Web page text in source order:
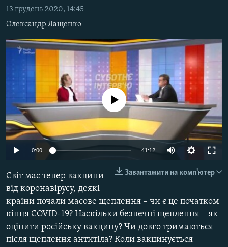
навігації
Перейти
до
пошуку
БЛОГИ
ПОГЛЯД
ІНТЕРВ'Ю
ВСЕ ЗА ДЕНЬ
СПЕЦПРОЕКТИ
ДЕПОРТАЦІЯ
ВІДЕОУРОКИ «ELIFBE»
СВІДЧЕННЯ ОКУПАЦІЇ
ІНФОГРАФІКА
ЯК ОБІЙТИ БЛОКУВАННЯ
Русский
Qırımtatar
ДОЛУЧАЙСЯ!
Усі сайти RFE/RL
13 грудень 2020, 14:45
Олександр Лащенко
480p
1080p
No media source currently available
0:00 41:12
480p
1080p
Завантажити на комп'ютер
Світ має тепер вакцини
від коронавірусу, деякі
країни почали масове щеплення – чи є це початком
кінця COVID-19? Наскільки безпечні щеплення – як
оцінити російську вакцину? Чи довго тримаються
після щеплення антитіла? Коли вакцинується